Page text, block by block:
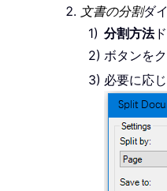
文書の分割ダ
分割方法
ボタンを
必要に応